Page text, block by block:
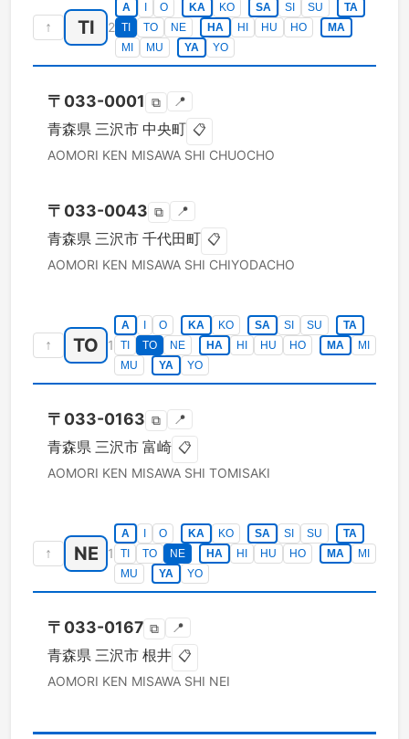
↑ TI 2
A O KA KO SA SI SU
TA
TI
TO NE HA HI HU HO
MA
MI
MU YA YO
〒 033-0001 ⧉ 📍
青森県 三沢市 中央町 📋
AOMORI KEN MISAWA SHI CHUOCHO
〒 033-0043 ⧉ 📍
青森県 三沢市 千代田町 📋
AOMORI KEN MISAWA SHI CHIYODACHO
↑ TO 1
A O KA KO SA SI SU
TA
TI
TO NE HA HI HU HO MA
MI
MU
YA YO
〒 033-0163 ⧉ 📍
青森県 三沢市 富崎 📋
AOMORI KEN MISAWA SHI TOMISAKI
↑ NE 1
A O KA KO SA SI SU
TA
TI
TO NE HA HI HU HO MA
MI
MU
YA YO
〒 033-0167 ⧉ 📍
青森県 三沢市 根井 📋
AOMORI KEN MISAWA SHI NEI